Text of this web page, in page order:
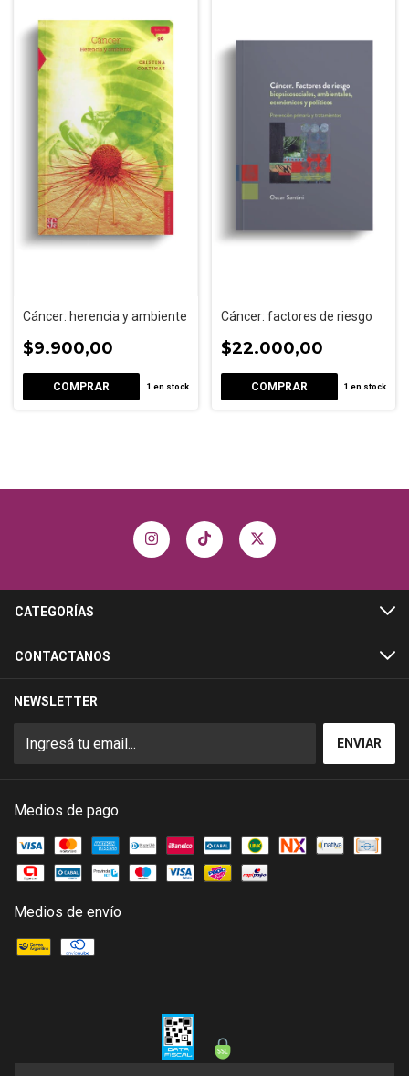
Cáncer: herencia y ambiente
$9.900,00
1 en stock
Cáncer: factores de riesgo
$22.000,00
1 en stock
CATEGORÍAS
CONTACTANOS
NEWSLETTER
Medios de pago
Medios de envío